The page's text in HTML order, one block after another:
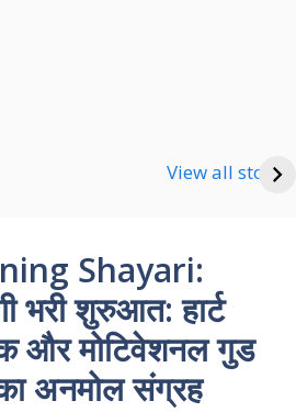
View all stories
Good Night Shayari
Shayari:
भरी शुरुआत: हार्ट
और मोटिवेशनल गुड
का अनमोल संग्रह